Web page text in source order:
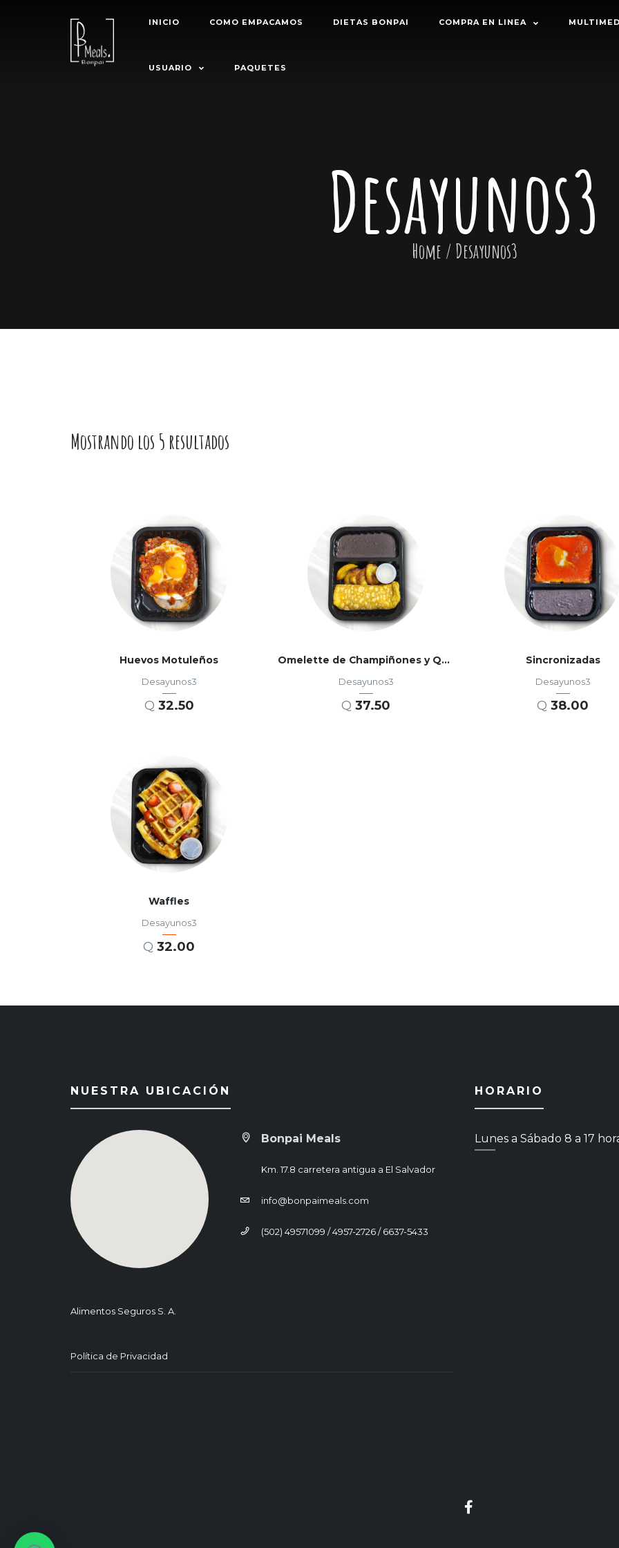
INICIO COMO EMPACAMOS DIETAS BONPAI COMPRA EN LINEA
USUARIO PAQUETES
Desayunos3
Home / Desayunos3
Mostrando los 5 resultados
Huevos Motuleños
Desayunos3
Q 32.50
Omelette de Champiñones y Queso
Desayunos3
Q 37.50
Sincronizadas
Desayunos3
Q 38.00
Waffles
Desayunos3
Q 32.00
NUESTRA UBICACIÓN
Bonpai Meals
Km. 17.8 carretera antigua a El Salvador
info@bonpaimeals.com
(502) 49571099 / 4957-2726 / 6637-5433
Alimentos Seguros S. A.
Política de Privacidad
HORARIO
Lunes a Sábado 8 a 17